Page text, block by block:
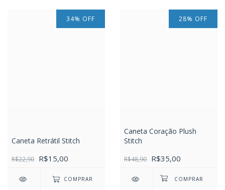
34% OFF
Caneta Retrátil Stitch
R$22,90 R$15,00
COMPRAR
28% OFF
Caneta Coração Plush
Stitch
R$48,90 R$35,00